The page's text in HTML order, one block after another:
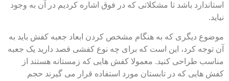
باشد تا مشکلاتی که در فوق اشاره کردیم در آن به وجود
دیگری که به هنگام مشخص کردن ابعاد جعبه کفش باید به
کرد، این است که برای چه نوع کفشی قصد دارید یک جعبه
طراحی کنید. معمولا کفش هایی که زمستانه هستند از
هایی که در تابستان مورد استفاده قرار می گیرند حجم